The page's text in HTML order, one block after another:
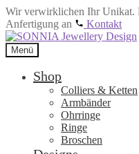
Wir verwirklichen Ihr Unikat.
Anfertigung an
Kontakt
Zur
Navigation
springen
Zum
Inhalt
springen
Menü
Shop
Colliers & Ketten
Armbänder
Ohrringe
Ringe
Broschen